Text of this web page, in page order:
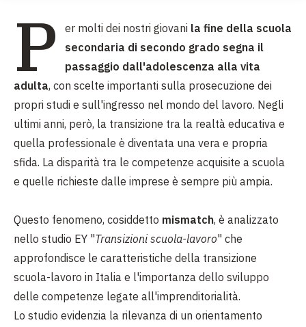
P er molti dei nostri giovani la fine della scuola
secondaria di secondo grado segna il
passaggio dall'adolescenza alla vita
adulta, con scelte importanti sulla prosecuzione dei
propri studi e sull'ingresso nel mondo del lavoro. Negli
ultimi anni, però, la transizione tra la realtà educativa e
quella professionale è diventata una vera e propria
sfida. La disparità tra le competenze acquisite a scuola
e quelle richieste dalle imprese è sempre più ampia.
Questo fenomeno, cosiddetto mismatch, è analizzato
nello studio EY "Transizioni scuola-lavoro" che
approfondisce le caratteristiche della transizione
scuola-lavoro in Italia e l'importanza dello sviluppo
delle competenze legate all'imprenditorialità.
Lo studio evidenzia la rilevanza di un orientamento